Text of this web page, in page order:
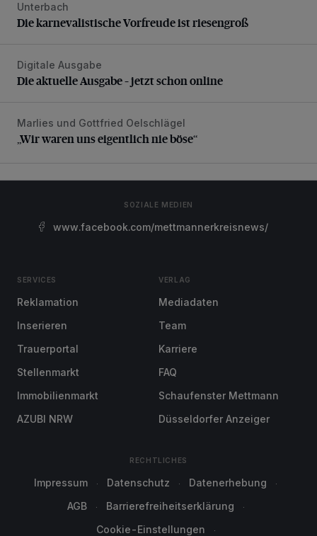
Die karnevalistische Vorfreude ist riesengroß
Unterbach
Die karnevalistische Vorfreude ist riesengroß
Die aktuelle Ausgabe – jetzt schon online
Digitale Ausgabe
Die aktuelle Ausgabe – jetzt schon online
„Wir waren uns eigentlich nie böse“
Marlies und Gottfried Oelschlägel
„Wir waren uns eigentlich nie böse“
SOZIALE MEDIEN
www.facebook.com/mettmannerkreisnews/
SERVICES
Reklamation
Inserieren
Trauerportal
Stellenmarkt
Immobilienmarkt
AZUBI NRW
VERLAG
Mediadaten
Team
Karriere
FAQ
Schaufenster Mettmann
Düsseldorfer Anzeiger
RECHTLICHES
Impressum Datenschutz
Datenerhebung
AGB
Barrierefreiheitserklärung
Cookie-Einstellungen